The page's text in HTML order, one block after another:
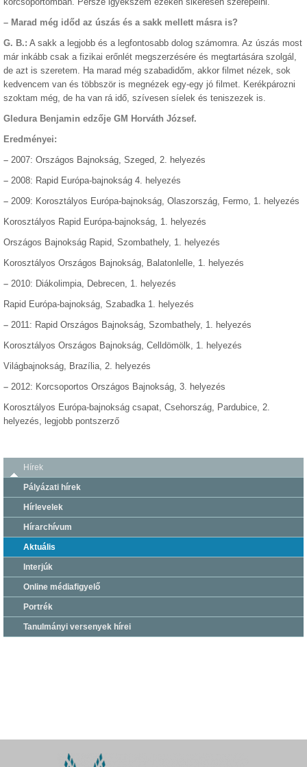
– Marad még időd az úszás és a sakk mellett másra is?
G. B.: A sakk a legjobb és a legfontosabb dolog számomra. Az úszás most
már inkább csak a fizikai erőnlét megszerzésére és megtartására szolgál,
de azt is szeretem. Ha marad még szabadidőm, akkor filmet nézek, sok
kedvencem van és többször is megnézek egy-egy jó filmet. Kerékpározni
szoktam még, de ha van rá idő, szívesen síelek és teniszezek is.
Gledura Benjamin edzője GM Horváth József.
Eredményei:
– 2007: Országos Bajnokság, Szeged, 2. helyezés
– 2008: Rapid Európa-bajnokság 4. helyezés
– 2009: Korosztályos Európa-bajnokság, Olaszország, Fermo, 1. helyezés
Korosztályos Rapid Európa-bajnokság, 1. helyezés
Országos Bajnokság Rapid, Szombathely, 1. helyezés
Korosztályos Országos Bajnokság, Balatonlelle, 1. helyezés
– 2010: Diákolimpia, Debrecen, 1. helyezés
Rapid Európa-bajnokság, Szabadka 1. helyezés
– 2011: Rapid Országos Bajnokság, Szombathely, 1. helyezés
Korosztályos Országos Bajnokság, Celldömölk, 1. helyezés
Világbajnokság, Brazília, 2. helyezés
– 2012: Korcsoportos Országos Bajnokság, 3. helyezés
Korosztályos Európa-bajnokság csapat, Csehország, Pardubice, 2.
helyezés, legjobb pontszerző
Hírek
Pályázati hírek
Hírlevelek
Hírarchívum
Aktuális
Interjúk
Online médiafigyelő
Portrék
Tanulmányi versenyek hírei